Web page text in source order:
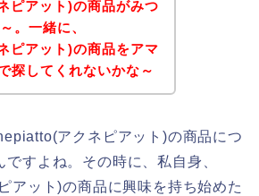
アット)の商品がみつ
。一緒に、
アット)の商品をアマ
探してくれないかな～
アクネピアット)の商品につ
すよね。その時に、私自身、
アット)の商品に興味を持ち始めた